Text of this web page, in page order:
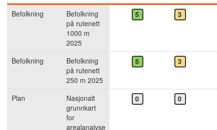
Befolkning
Befolkning
på rutenett
1000 m
2025
5 3
Befolkning
Befolkning
på rutenett
250 m 2025
5 3
Plan
Nasjonalt
grunnkart
for
arealanalyse
0 0